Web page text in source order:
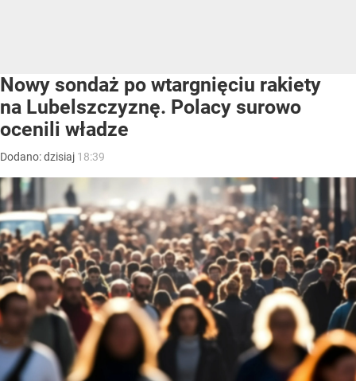
Nowy sondaż po wtargnięciu rakiety
na Lubelszczyznę. Polacy surowo
ocenili władze
Dodano:dzisiaj 18:39